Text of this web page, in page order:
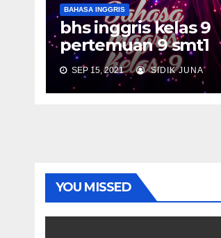
BAHASA INGGRIS
bhs inggris kelas 9
pertemuan 9 smt1
SEP 15, 2021 SIDIK JUNA
YOU MISSED